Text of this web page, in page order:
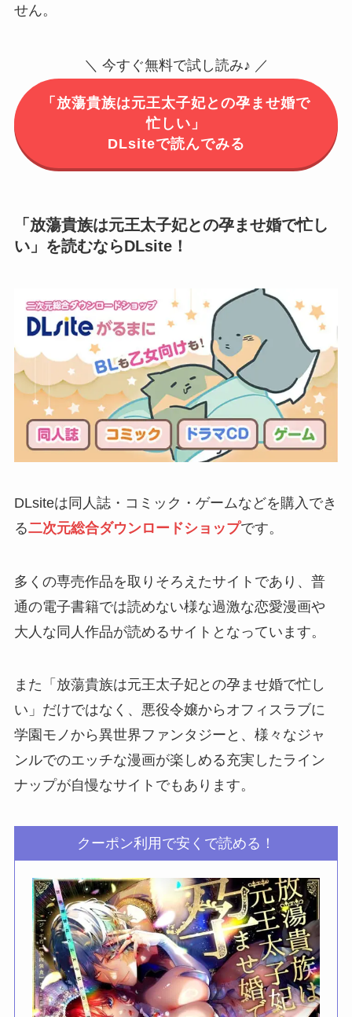
せん。
＼ 今すぐ無料で試し読み♪ ／
「放蕩貴族は元王太子妃との孕ませ婚で
忙しい」
DLsiteで読んでみる
「放蕩貴族は元王太子妃との孕ませ婚で忙し
い」を読むならDLsite！
DLsiteは同人誌・コミック・ゲームなどを購入でき
る二次元総合ダウンロードショップです。
多くの専売作品を取りそろえたサイトであり、普
通の電子書籍では読めない様な過激な恋愛漫画や
大人な同人作品が読めるサイトとなっています。
また「放蕩貴族は元王太子妃との孕ませ婚で忙し
い」だけではなく、悪役令嬢からオフィスラブに
学園モノから異世界ファンタジーと、様々なジャ
ンルでのエッチな漫画が楽しめる充実したライン
ナップが自慢なサイトでもあります。
クーポン利用で安くで読める！